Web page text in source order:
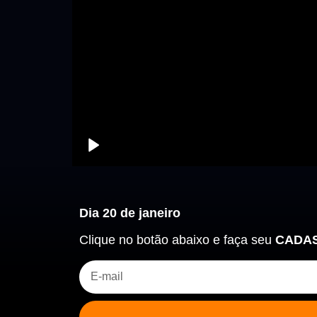
Dia 20 de janeiro
Clique no botão abaixo e faça seu